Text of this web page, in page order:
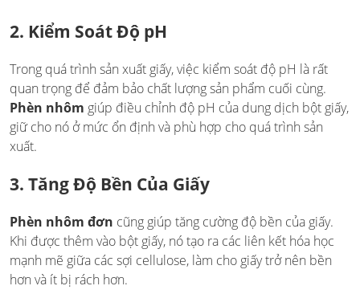
2. Kiểm Soát Độ pH
Trong quá trình sản xuất giấy, việc kiểm soát độ pH là rất
quan trọng để đảm bảo chất lượng sản phẩm cuối cùng.
Phèn nhôm giúp điều chỉnh độ pH của dung dịch bột giấy,
giữ cho nó ở mức ổn định và phù hợp cho quá trình sản
xuất.
3. Tăng Độ Bền Của Giấy
Phèn nhôm đơn cũng giúp tăng cường độ bền của giấy.
Khi được thêm vào bột giấy, nó tạo ra các liên kết hóa học
mạnh mẽ giữa các sợi cellulose, làm cho giấy trở nên bền
hơn và ít bị rách hơn.